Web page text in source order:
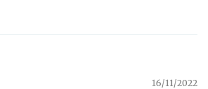
16/11/2022